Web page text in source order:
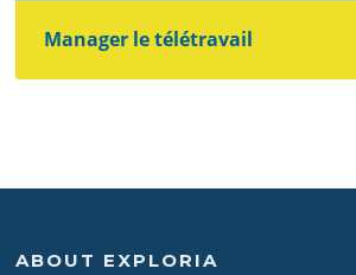
Manager le télétravail
ABOUT EXPLORIA